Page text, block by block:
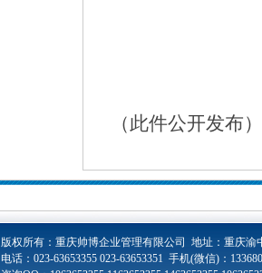
（此件公开发布）
版权所有： 重庆帅博企业管理有限公司 地址：重庆渝
电话：023-63653355 023-63653351 手机(微信)：